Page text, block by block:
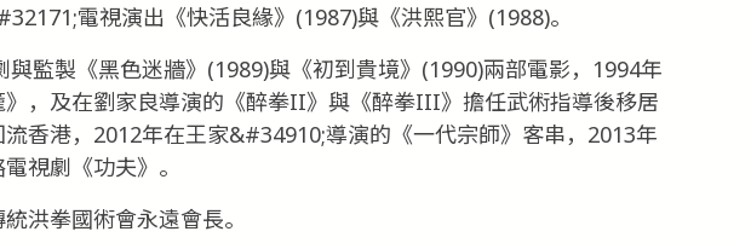
電視演出《快活良緣》(1987)與《洪熙官》(1988)。
與監製《黑色迷牆》(1989)與《初到貴境》(1990)兩部電影，1994年
，及在劉家良導演的《醉拳II》與《醉拳III》擔任武術指導後移居
香港，2012年在王家&#34910;導演的《一代宗師》客串，2013年
視劇《功夫》。
洪拳國術會永遠會長。